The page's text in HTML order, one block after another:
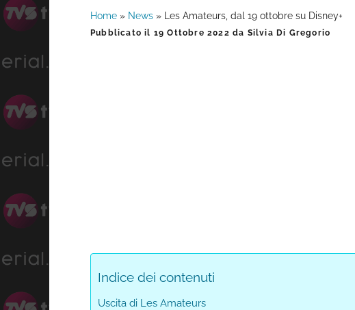
Home » News » Les Amateurs, dal 19 ottobre su Disney+
Pubblicato il 19 Ottobre 2022 da Silvia Di Gregorio
Indice dei contenuti
Uscita di Les Amateurs
Barra